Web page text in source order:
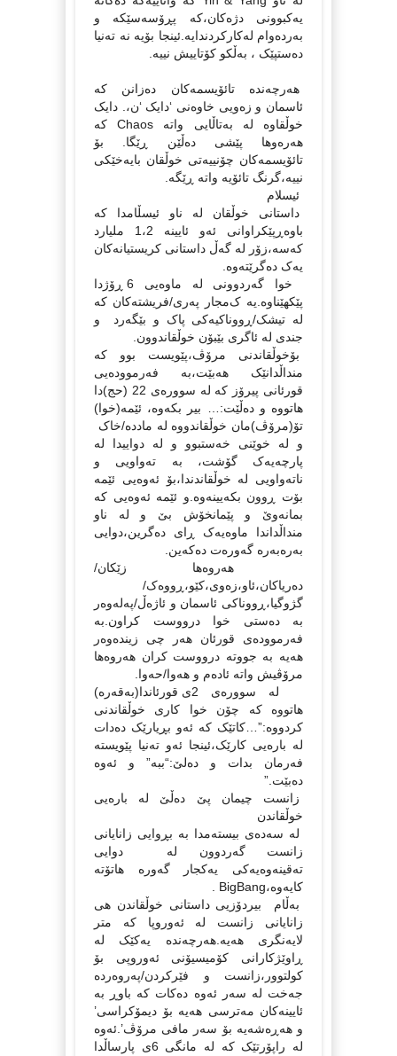
یه‌کبوونی دژه‌کان،که‌ پڕۆسه‌سێکه‌ و
به‌رده‌وام له‌کارکردندایه‌.ئینجا بۆیه‌ نه‌ ته‌نیا
ده‌ستپێک ،‌ به‌ڵکو کۆتاییش نییه‌.
هه‌رچه‌نده‌ تائۆیسمه‌کان ده‌زانن که‌
ئاسمان و زه‌ویی خاوه‌نی ‘دایک ‘ن،. دایک
خوڵقاوه‌ له‌ به‌تاڵایی واته‌ Chaos که‌
هه‌ره‌وها پێشی ده‌ڵێن ڕێگا. بۆ
تائۆیسمه‌کان چۆنییه‌تی خوڵقان بایه‌خێکی
نییه‌،گرنگ تائۆیه‌ واته‌ ڕێگه‌.‌
ئیسلام
داستانی خوڵقان له‌ ناو ئیسڵامدا که‌
باوه‌ڕپێکراوانی ئه‌و ئایینه‌ 1،2 ملیارد
که‌سه‌،زۆر له‌ گه‌ڵ داستانی کریستیانه‌کان
یه‌ک ده‌گرێته‌وه‌.
خوا گه‌ردوونی له‌ ماوه‌یی 6 ڕۆژدا
پێکهێناوه‌.یه ک‌مجار په‌ری/فریشته‌کان که‌
له‌ تیشک/ڕووناکیه‌کی پاک و بێگه‌رد و
جندی له‌ ئاگری بێبۆن خوڵقاندوون.
بۆخوڵقاندنی مرۆڤ،پێویست بوو که‌
منداڵدانێک هه‌بێت،به‌ فه‌رمووده‌یی
قورئانی پیرۆز که‌ له‌ سووره‌ی 22 (حج)دا
هاتووه‌ و ده‌ڵێت:… بیر بکه‌وه،‌‌ ئێمه‌(خوا)
تۆ(مرۆڤ)مان خوڵقاندووه له‌ مادده‌/خاک
و له‌ خوێنی خه‌ستبوو و له‌ دواییدا له‌
پارچه‌یه‌ک گۆشت، به‌ ته‌واویی و
ناته‌واویی له‌ خوڵقاندندا،بۆ ئه‌وه‌یی ئێمه‌
بۆت ڕوون بکه‌یینه‌وه‌.و ئێمه‌ ئه‌وه‌یی که‌
بمانه‌وێ و پێمانخۆش بێ و له‌ ناو
منداڵداندا ماوه‌یه‌ک ڕای ده‌گرین،دوایی
به‌ره‌به‌ره‌ گه‌وره‌ت ده‌که‌ین.
هه‌روه‌ها زێکان/
ده‌ریاکان،ئاو،زه‌وی،کێو،ڕووه‌ک/
گژوگیا،ڕووناکی ئاسمان و ئاژه‌ڵ/په‌له‌وه‌ر
به‌ ده‌ستی خوا درووست کراون.به‌
فه‌رمووده‌ی قورئان هه‌ر چی زینده‌وه‌ر
هه‌یه‌ به‌ جووته‌ درووست کران هه‌روه‌ها
مرۆڤیش واته‌ ئاده‌م و هه‌وا/حه‌وا.
له‌ سووره‌ی 2ی قورئاندا(به‌قه‌ره‌)
هاتووه‌ که‌ چۆن خوا کاری خوڵقاندنی
کردووه‌:”…کاتێک که‌ ئه‌و بڕیارێک ده‌دات
له‌ باره‌یی کارێک،ئینجا ئه‌و ته‌نیا پێویسته‌
فه‌رمان بدات و ده‌لێ:“ببه‌” و ئه‌وه‌
ده‌بێت.”
زانست چیمان پێ ده‌ڵێ له‌ باره‌یی
خوڵقاندن
له‌ سه‌ده‌ی بیسته‌مدا به‌ بڕوایی زانایانی
زانست گه‌ردوون له‌ دوایی
ته‌قینه‌وه‌یه‌کی یه‌کجار گه‌وره‌ هاتۆته‌
کایه‌وه‌،BigBang .
به‌ڵام بیردۆز‌یی داستانی خوڵقاندن هی
زانایانی زانست له‌ ئه‌وروپا که متر
لایه‌نگری هه‌یه‌.هه‌رچه‌نده‌ یه‌کێک له‌
ڕاوێژکارانی کۆمیسیۆنی ئه‌وروپی بۆ
کولتوور،زانست و فێرکردن/په‌روه‌رده‌
جه‌خت له‌ سه‌ر ئه‌وه‌ ده‌کات که‌ باوڕ به‌
ئایینه‌کان مه‌ترسی هه‌یه‌ بۆ دیمۆکراسی’
و هه‌ڕه‌شه‌یه‌ بۆ سه‌ر مافی مرۆڤ’.ئه‌وه‌
له‌ راپۆرتێک که‌ له‌ مانگی 6ی پارساڵدا